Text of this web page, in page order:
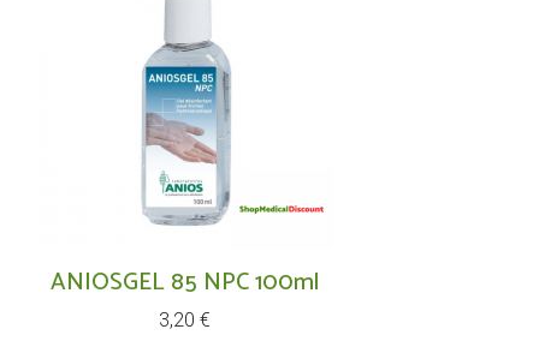
ANIOSGEL 85 NPC 100ml
Prix
3,20 €